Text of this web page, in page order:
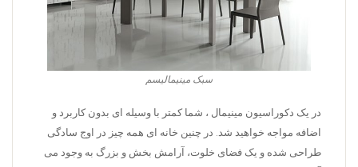
سبک مینیمالیسم
در یک دکوراسیون مینیمال ، شما کمتر با وسیله ای بدون کاربرد و
اضافه مواجه خواهید شد. در چنین خانه ای همه چیز در اوج سادگی
طراحی شده و یک فضای خلوت، آرامش بخش و بزرگ به وجود می